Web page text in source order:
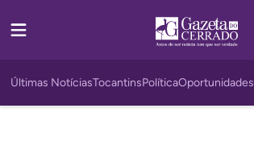
Últimas NotíciasTocantinsPolíticaOportunidades